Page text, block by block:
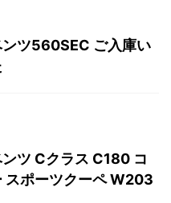
ンツ560SEC ご入庫い
ツ Cクラス C180 コ
スポーツクーペ W203